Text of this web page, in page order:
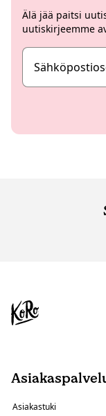
Älä jää paitsi
uutiskirjeemme
Asiakastuki